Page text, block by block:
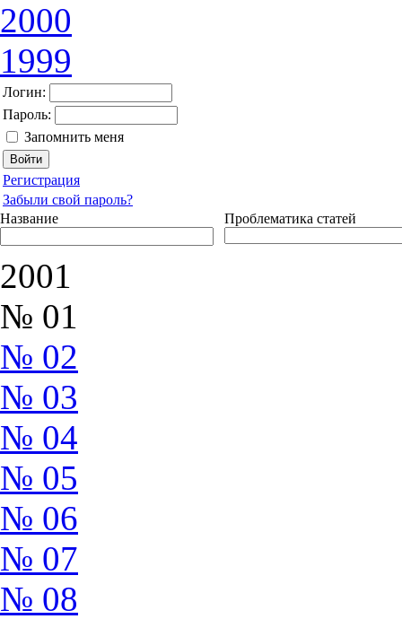
2000
1999
Логин:
Пароль:
Запомнить меня
Регистрация
Забыли свой пароль?
Название
Проблематика статей
2001
№ 01
№ 02
№ 03
№ 04
№ 05
№ 06
№ 07
№ 08